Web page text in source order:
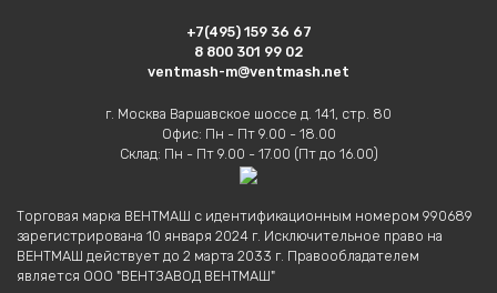
+7(495) 159 36 67
8 800 301 99 02
ventmash-m@ventmash.net
г. Москва Варшавское шоссе д. 141, стр. 80
Офис: Пн - Пт 9.00 - 18.00
Склад: Пн - Пт 9.00 - 17.00 (Пт до 16.00)
Торговая марка ВЕНТМАШ с идентификационным номером 990689
зарегистрирована 10 января 2024 г. Исключительное право на
ВЕНТМАШ действует до 2 марта 2033 г. Правообладателем
является ООО "ВЕНТЗАВОД ВЕНТМАШ"